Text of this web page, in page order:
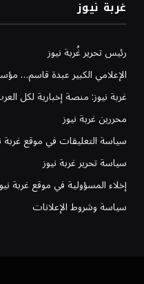
غربة نيوز
رئيس تحرير غُربة نيوز
الإعلامي الكبير عبدة قاسم…
غربة نيوز: منصة إخبارية لكل
محررين غربة نيوز
سياسة التعليقات في موقع غربة
سياسة تحرير غربة نيوز
إخلاء المسؤولية في موقع غربة
سياسة وشروط الإعلانات